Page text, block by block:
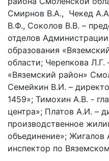
Смирнов В.А., Чекед
В.Ф., Соколов В.В. –
отделов
образования
области; Черепкова
«Вяземский район»
Семейкин В.И. –
1459»; Тимохин А.В. -
центра»; Платов А.И. –
производственное
объединение»;
инспектор по